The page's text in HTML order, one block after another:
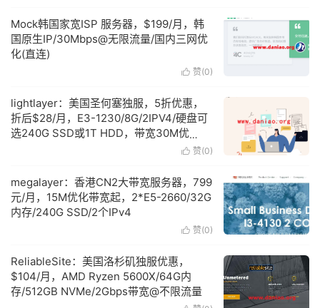
Mock韩国家宽ISP 服务器，$199/月，韩
国原生IP/30Mbps@无限流量/国内三网优
化(直连)
 赞(0)
lightlayer：美国圣何塞独服，5折优惠，
折后$28/月，E3-1230/8G/2IPV4/硬盘可
选240G SSD或1T HDD，带宽30M优
 赞(0)
megalayer：香港CN2大带宽服务器，799
元/月，15M优化带宽起，2*E5-2660/32G
内存/240G SSD/2个IPv4
 赞(0)
ReliableSite：美国洛杉矶独服优惠，
$104/月，AMD Ryzen 5600X/64G内
存/512GB NVMe/2Gbps带宽@不限流量